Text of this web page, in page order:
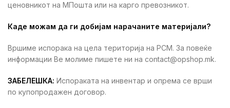
ценовникот на МПошта или на карго превозникот.
Каде можам да ги добијам нарачаните материјали?
Вршиме испорака на цела територија на РСМ. За повеќе
информации Ве молиме пишете ни на contact@opshop.mk.
ЗАБЕЛЕШКА: Испораката на инвентар и опрема се врши
по купопродажен договор.